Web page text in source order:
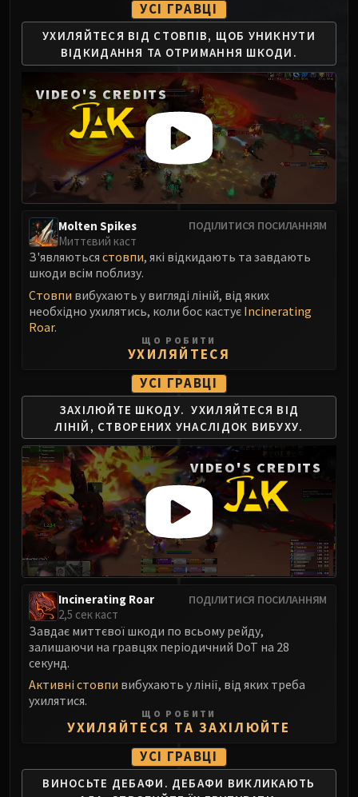
Fractillus
Nexus-King Salhadaar
Dimensius, the All-Devouring
MSV / HOF / TOES
The Stone Guard
Feng the Accursed
Gara'jal the Spiritbinder
The Spirit Kings
Elegon
Will of the Emperor
Imperial Vizier Zor'lok
Blade Lord Ta'yak
Garalon
Wind Lord Mel'jarak
Amber-Shaper Un'sok
Grand Empress Shek'zeer
Protectors of the Endless
Tsulong
Lei Shi
Sha of Fear
LIBERATION OF UNDERMINE
Vexie and the Geargrinders
Cauldron of Carnage
Rik Reverb
Stix Bunkjunker
Sprocketmonger Lockenstock
One-Armed Bandit
Mug'Zee, Heads of Security
Morchok
Warlord Zon'ozz
Hagara the Stormbinder
Ultraxion
Majordomo Staghelm
Spine of Deathwing
Madness of Deathwing
УСІ ГРАВЦІ
УХИЛЯЙТЕСЯ ВІД СТОВПІВ, ЩОБ УНИКНУТИ
ВІДКИДАННЯ ТА ОТРИМАННЯ ШКОДИ.
VIDEO'S CREDITS
ПОДІЛИТИСЯ ПОСИЛАННЯМ
Molten Spikes
Миттєвий каст
З'являються стовпи, які відкидають та завдають
шкоди всім поблизу.
Стовпи вибухають у вигляді ліній, від яких
необхідно ухилятись, коли бос кастує Incinerating
Roar.
ЩО РОБИТИ
УХИЛЯЙТЕСЯ
УСІ ГРАВЦІ
ЗАХІЛЮЙТЕ ШКОДУ. УХИЛЯЙТЕСЯ ВІД
ЛІНІЙ, СТВОРЕНИХ УНАСЛІДОК ВИБУХУ.
VIDEO'S CREDITS
ПОДІЛИТИСЯ ПОСИЛАННЯМ
Incinerating Roar
2,5 сек каст
Завдає миттєвої шкоди по всьому рейду,
залишаючи на гравцях періодичний DoT на 28
секунд.
Активні стовпи вибухають у лінії, від яких треба
ухилятися.
ЩО РОБИТИ
УХИЛЯЙТЕСЯ ТА ЗАХІЛЮЙТЕ
УСІ ГРАВЦІ
ВИНОСЬТЕ ДЕБАФИ. ДЕБАФИ ВИКЛИКАЮТЬ